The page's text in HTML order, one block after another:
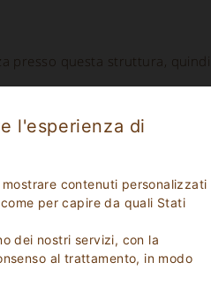
l'esperienza di
contenuti personalizzati
per capire da quali Stati
dei nostri servizi, con la
al trattamento, in modo
presso questa struttura,